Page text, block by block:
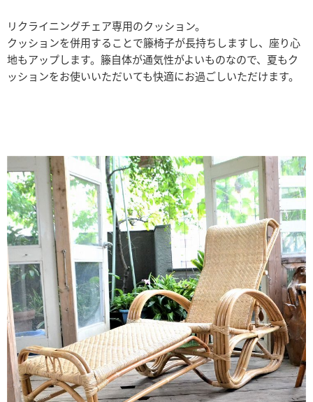
リクライニングチェア専用のクッション。
クッションを併用することで籐椅子が長持ちしますし、座り心
地もアップします。籐自体が通気性がよいものなので、夏もク
ッションをお使いいただいても快適にお過ごしいただけます。